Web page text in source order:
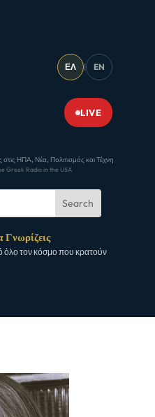
ΕΛ | EN
LIVE
ΗΠΑ, Νέα, Πολιτισμός και Τέχνη
Greek Radio in the USA
Γνωρίζεις
τον κόσμο που κρατούν